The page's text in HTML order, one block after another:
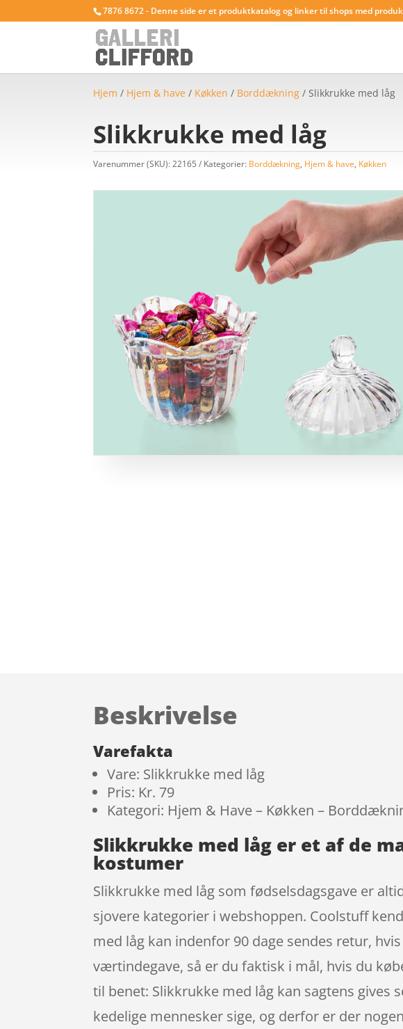
7876 8672 - Denne side er et produktkatalog og linker til shops med
Hjem / Hjem & have / Køkken / Borddækning / Slikkrukke med låg
Slikkrukke med låg
Varenummer (SKU):22165 Kategorier: Borddækning, Hjem & have, Køkken
Beskrivelse
Varefakta
Vare: Slikkrukke med låg
Pris: Kr. 79
Kategori: Hjem & Have – Køkken –
Slikkrukke med låg er et af de
kostumer
Slikkrukke med låg som fødselsdagsgave er
sjovere kategorier i webshoppen. Coolstuff
med låg kan indenfor 90 dage sendes retur,
værtindegave, så er du faktisk i mål, hvis du
til benet: Slikkrukke med låg kan sagtens gives
kedelige mennesker sige, og derfor er der